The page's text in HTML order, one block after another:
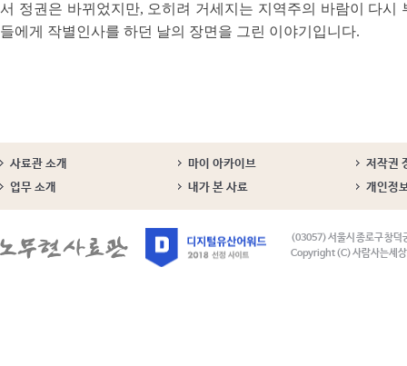
서 정권은 바뀌었지만, 오히려 거세지는 지역주의 바람이 다
들에게 작별인사를 하던 날의 장면을 그린 이야기입니다.
사료관 소개 마이 아카이브
저작권
업무 소개
내가 본 사료 개인정
(03057) 서울시 종로구 창덕
Copyright (C) 사람사는세